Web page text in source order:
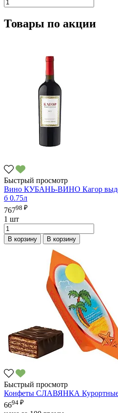
Товары по акции
Быстрый просмотр
Вино КУБАНЬ-ВИНО Кагор
б 0.75л
76798 ₽
1 шт
В корзину В корзину
Быстрый просмотр
Конфеты СЛАВЯНКА Курортные
6694 ₽